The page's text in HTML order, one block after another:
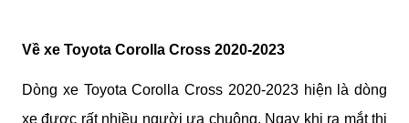
Về xe Toyota Corolla Cross 2020-2023
Dòng xe Toyota Corolla Cross 2020-2023 hiện là dòng
xe được rất nhiều người ưa chuộng. Ngay khi ra mắt thị